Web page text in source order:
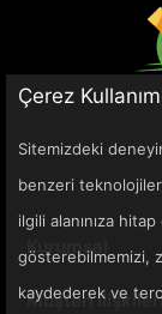
Kurumsal
Müşteri
Çerez
Sitemizdeki
benzeri
ilgili alanınıza
gösterebilmemizi,
kaydederek ve